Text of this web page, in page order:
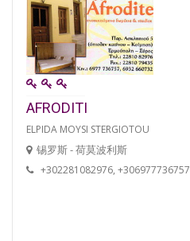
AFRODITI
ELPIDA MOYSI STERGIOTOU
锡罗斯 - 荷莫波利斯
+302281082976, +306977736757